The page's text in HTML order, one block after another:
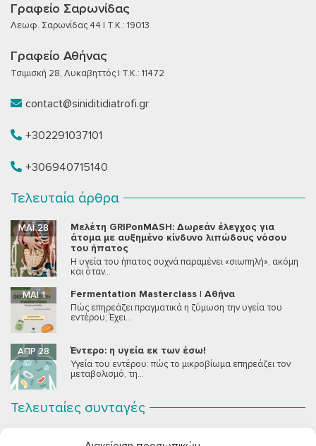
Γραφείο Σαρωνίδας
Λεωφ. Σαρωνίδας 44 | T.K.: 19013
Γραφείο Αθήνας
Τσιμισκή 28, Λυκαβηττός | T.K.: 11472
contact@siniditidiatrofi.gr
+302291037101
+306940715140
Τελευταία άρθρα
Μελέτη GRIPonMASH: Δωρεάν έλεγχος για
άτομα με αυξημένο κίνδυνο λιπώδους νόσου
του ήπατος
ΜΆΙ 28
Η υγεία του ήπατος συχνά παραμένει «σιωπηλή», ακόμη
και όταν...
Fermentation Masterclass | Αθήνα
ΜΆΙ 1
Πώς επηρεάζει πραγματικά η ζύμωση την υγεία του
εντέρου; Έχει...
Έντερο: η υγεία εκ των έσω!
ΑΠΡ 28
Υγεία του εντέρου: πώς το μικροβίωμα επηρεάζει τον
μεταβολισμό, τη...
Τελευταίες συνταγές